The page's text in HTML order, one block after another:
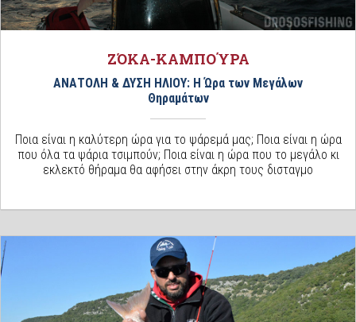
ΖΌΚΑ-ΚΑΜΠΟΎΡΑ
ΑΝΑΤΟΛΗ & ΔΥΣΗ ΗΛΙΟΥ: Η Ώρα των Μεγάλων
Θηραμάτων
Ποια είναι η καλύτερη ώρα για το ψάρεμά μας; Ποια είναι η ώρα
που όλα τα ψάρια τσιμπούν; Ποια είναι η ώρα που το μεγάλο κι
εκλεκτό θήραμα θα αφήσει στην άκρη τους δισταγμο